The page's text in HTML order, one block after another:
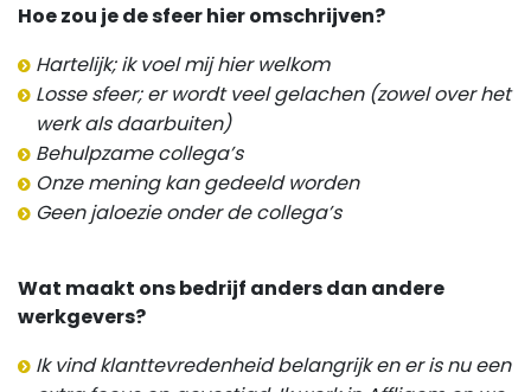
Hoe zou je de sfeer hier omschrijven?
Hartelijk; ik voel mij hier welkom
Losse sfeer; er wordt veel gelachen (zowel over het
werk als daarbuiten)
Behulpzame collega’s
Onze mening kan gedeeld worden
Geen jaloezie onder de collega’s
Wat maakt ons bedrijf anders dan andere
werkgevers?
Ik vind klanttevredenheid belangrijk en er is nu een